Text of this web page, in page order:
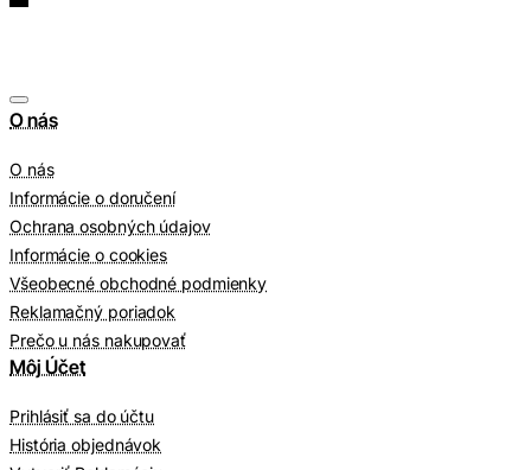
O nás
O nás
Informácie o doručení
Ochrana osobných údajov
Informácie o cookies
Všeobecné obchodné podmienky
Reklamačný poriadok
Prečo u nás nakupovať
Môj Účet
Prihlásiť sa do účtu
História objednávok